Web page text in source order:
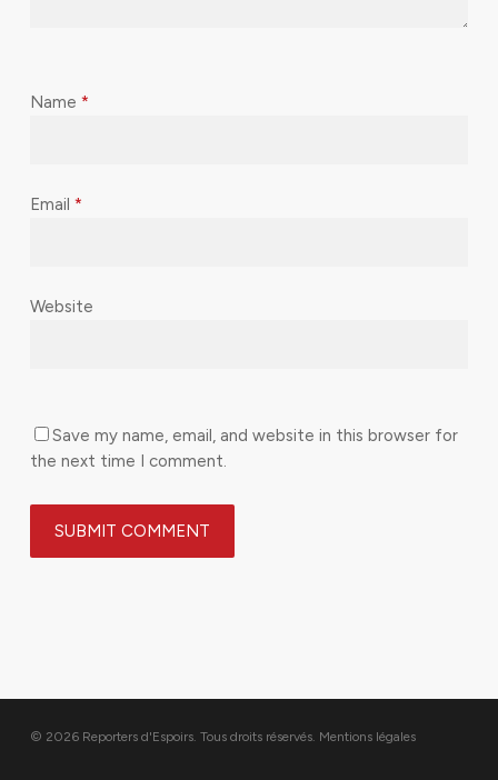
Name *
Email *
Website
Save my name, email, and website in this browser for
the next time I comment.
© 2026 Reporters d'Espoirs. Tous droits réservés. Mentions légales